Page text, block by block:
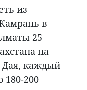
из
в
25
на
Дая, каждый
180-200